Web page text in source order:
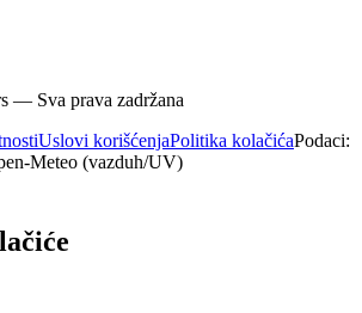
— Sva prava zadržana
Uslovi korišćenjaPolitika kolačićaPodaci:
Meteo (vazduh/UV)